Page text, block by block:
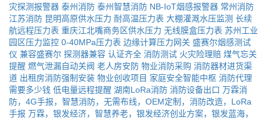
灾探测报警器 泰州消防 泰州智慧消防 NB-IoT烟感报警器 常州消防
江苏消防 昆明高原供水压力 耐高温压力表 大棚灌溉水压监测 长续
航远程压力表 重庆江北嘴商务区供水压力 无线膜盒压力表 苏州工业
园区压力监控 0-40MPa压力表 边缘计算压力网关 盛赛尔烟感测试
仪 兼容盛赛尔 探测器兼容 认证齐全 消防测试 火灾险理赔 煤气忘关
提醒 燃气泄漏自动关阀 老人房安防 物业消防采购 消防器材进货渠
道 出租房消防强制安装 物业创收项目 家庭安全智能中枢 消防代理
需要多少钱 低电量远程提醒 湖南LoRa消防 消防设备出口 万霖消
防，4G手报，智慧消防，无需布线，OEM定制，消防改造，LoRa
手报 万霖，银发经济，智慧养老，银发经济创业方案，银发蓝海，